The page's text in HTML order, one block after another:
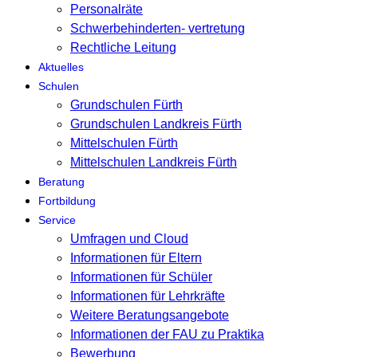
Personalräte
Schwerbehinderten- vertretung
Rechtliche Leitung
Aktuelles
Schulen
Grundschulen Fürth
Grundschulen Landkreis Fürth
Mittelschulen Fürth
Mittelschulen Landkreis Fürth
Beratung
Fortbildung
Service
Umfragen und Cloud
Informationen für Eltern
Informationen für Schüler
Informationen für Lehrkräfte
Weitere Beratungsangebote
Informationen der FAU zu Praktika
Bewerbung